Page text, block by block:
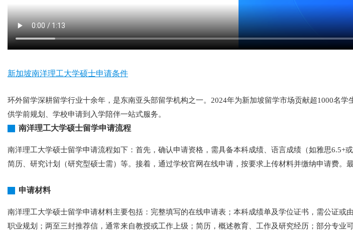
新加坡南洋理工大学硕士申请条件
环外留学深耕留学行业十余年，是东南亚头部留学机构之一。2024年为新加坡留学市场贡献超1000名
供学前规划、学校申请到入学陪伴一站式服务。
南洋理工大学硕士留学申请流程
南洋理工大学硕士留学申请流程如下：首先，确认申请资格，需具备本科成绩、语言成绩（如雅思6.5+
简历、研究计划（研究型硕士需）等。接着，通过学校官网在线申请，按要求上传材料并缴纳申请费。
申请材料
南洋理工大学硕士留学申请材料主要包括：完整填写的在线申请表；本科成绩单及学位证书，需公证
职业规划；两至三封推荐信，通常来自教授或工作上级；简历，概述教育、工作及研究经历；部分专业